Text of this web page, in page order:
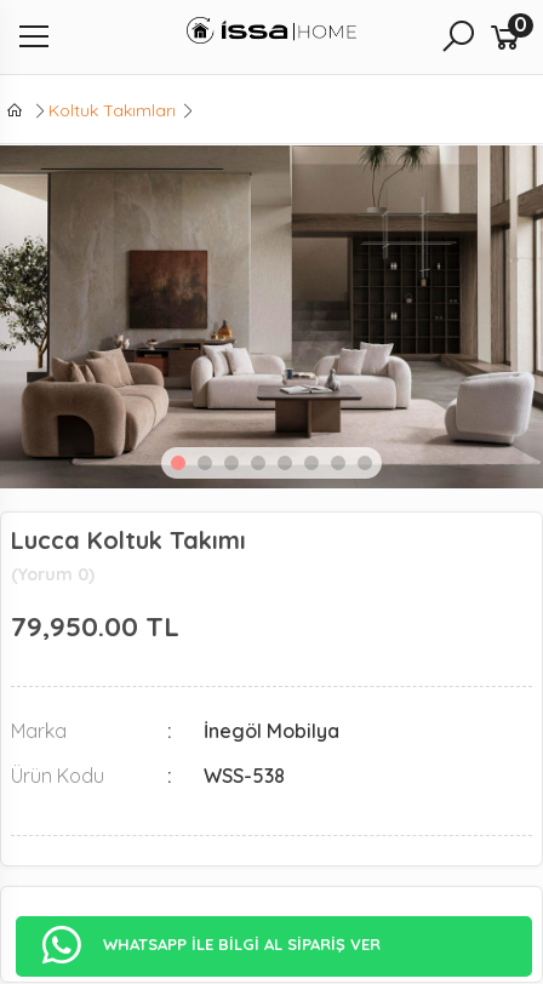
0
Koltuk Takımları
Lucca Koltuk Takımı
(Yorum 0)
79,950.00 TL
Marka
İnegöl Mobilya
Ürün Kodu
WSS-538
WHATSAPP İLE BİLGİ AL SİPARİŞ VER